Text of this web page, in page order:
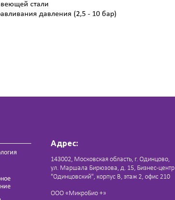
стали
давления (2,5 - 10 бар)
Адрес:
143002, Московская область, г. Одинцово,
ул. Маршала Бирюзова, д. 15, Бизнес-центр
"Одинцовский", корпус В, этаж 2, офис 210
ООО «МикроБио +»